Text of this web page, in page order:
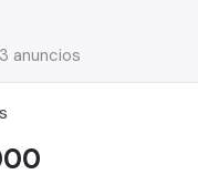
anuncios